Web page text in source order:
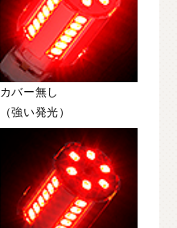
カバー無し
（強い発光）